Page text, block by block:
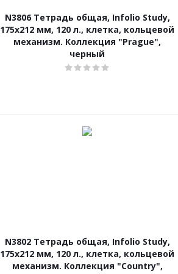
N3806 Тетрадь общая, Infolio Study,
175х212 мм, 120 л., клетка, кольцевой
механизм. Коллекция "Prague",
черный
N3802 Тетрадь общая, Infolio Study,
175х212 мм, 120 л., клетка, кольцевой
механизм. Коллекция "Country",